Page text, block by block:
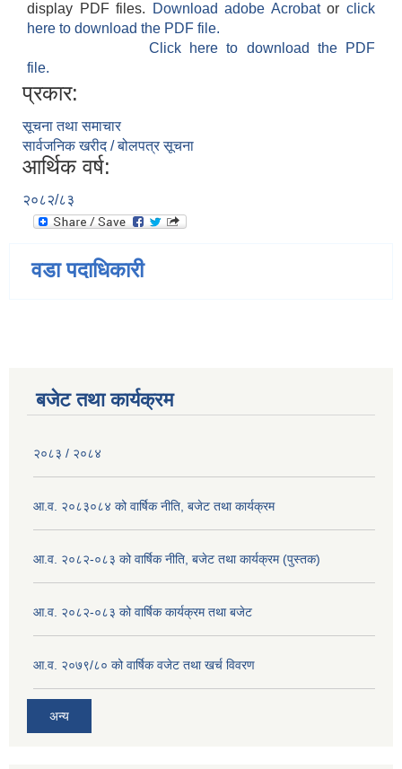
display PDF files.
Download adobe Acrobatorclick
here to download the PDF file.
Click here to download the PDF
file.
प्रकार:
सूचना तथा समाचार
सार्वजनिक खरीद / बोलपत्र सूचना
आर्थिक वर्ष:
२०८२/८३
वडा पदाधिकारी
बजेट तथा कार्यक्रम
२०८३ / २०८४
आ.व. २०८३०८४ को वार्षिक नीति, बजेट तथा कार्यक्रम
आ.व. २०८२-०८३ को वार्षिक नीति, बजेट तथा कार्यक्रम (पुस्तक)
आ.व. २०८२-०८३ को वार्षिक कार्यक्रम तथा बजेट
आ.व. २०७९/८० को वार्षिक वजेट तथा खर्च विवरण
अन्य